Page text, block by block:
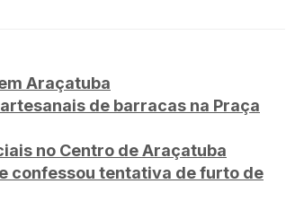
Araçatuba
de barracas na Praça
no Centro de Araçatuba
confessou tentativa de furto de